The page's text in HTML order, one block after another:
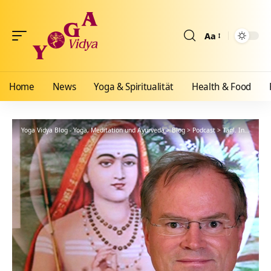
Aa
Home News Yoga & Spiritualität Health & Food
Yoga Vidya Blog - Yoga, Meditation und Ayurveda>Blog> Podcast> Tägl. Inspiration